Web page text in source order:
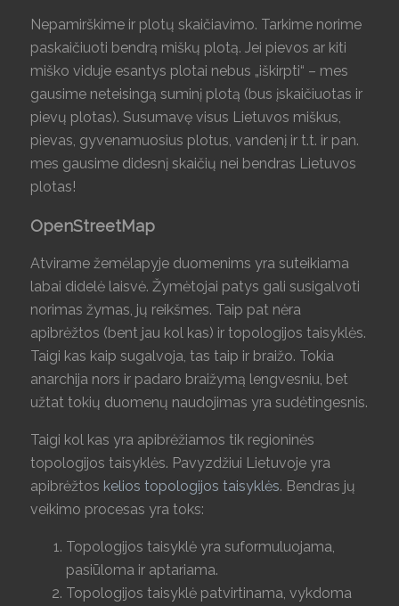
Nepamirškime ir plotų skaičiavimo. Tarkime norime
paskaičiuoti bendrą miškų plotą. Jei pievos ar kiti
miško viduje esantys plotai nebus „iškirpti“ – mes
gausime neteisingą suminį plotą (bus įskaičiuotas ir
pievų plotas). Susumavę visus Lietuvos miškus,
pievas, gyvenamuosius plotus, vandenį ir t.t. ir pan.
mes gausime didesnį skaičių nei bendras Lietuvos
plotas!
OpenStreetMap
Atvirame žemėlapyje duomenims yra suteikiama
labai didelė laisvė. Žymėtojai patys gali susigalvoti
norimas žymas, jų reikšmes. Taip pat nėra
apibrėžtos (bent jau kol kas) ir topologijos taisyklės.
Taigi kas kaip sugalvoja, tas taip ir braižo. Tokia
anarchija nors ir padaro braižymą lengvesniu, bet
užtat tokių duomenų naudojimas yra sudėtingesnis.
Taigi kol kas yra apibrėžiamos tik regioninės
topologijos taisyklės. Pavyzdžiui Lietuvoje yra
apibrėžtos kelios topologijos taisyklės. Bendras jų
veikimo procesas yra toks:
Topologijos taisyklė yra suformuluojama,
pasiūloma ir aptariama.
Topologijos taisyklė patvirtinama, vykdoma